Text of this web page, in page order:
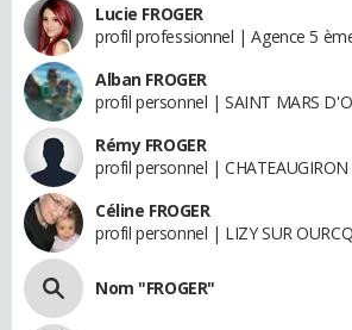
Lucie FROGER
profil professionnel | Agence 5
Alban FROGER
profil personnel | SAINT MARS
Rémy FROGER
profil personnel | CHATEAUGIRON
Céline FROGER
profil personnel | LIZY SUR OURCQ
Nom "FROGER"